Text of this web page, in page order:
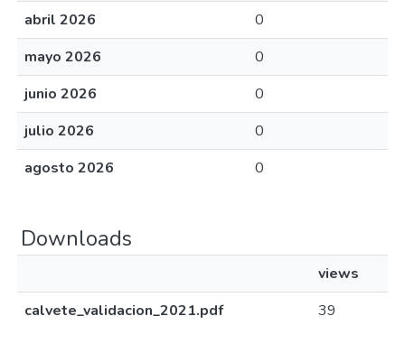
abril 2026
0
mayo 2026
0
junio 2026
0
julio 2026
0
agosto 2026
0
Downloads
views
calvete_validacion_2021.pdf
39